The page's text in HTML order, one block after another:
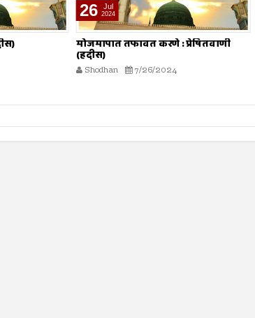
26 Jul
2024
मोजमापात तफावत करणे : प्रेषितवाणी
(हदीस)
Shodhan 7/26/2024